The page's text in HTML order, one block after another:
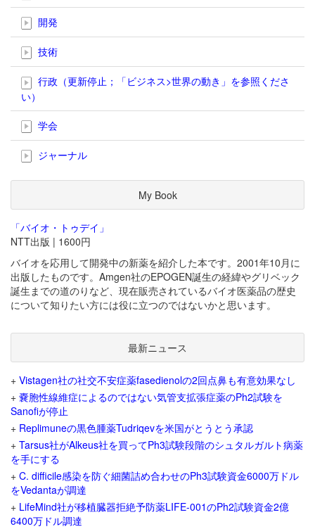
開発
技術
行政（更新停止；「ビジネス>世界の動き」を参照くださ
い）
学会
ジャーナル
My Book
「バイオ・トゥデイ」
NTT出版 | 1600円
バイオを応用して開発中の新薬を紹介した本です。2001年10月に
出版したものです。Amgen社のEPOGEN誕生の経緯やグリベック
誕生までの道のりなど、現在販売されているバイオ医薬品の歴史
について知りたい方には役に立つのではないかと思います。
最新ニュース
+ Vistagen社の社交不安症薬fasedienolの2回点鼻も有意効果なし
+ 嚢胞性線維症によるのではない気管支拡張症薬のPh2試験を
Sanofiが停止
+ Replimuneの黒色腫薬Tudriqevを米国がとうとう承認
+ Tarsus社がAlkeus社を買ってPh3試験段階のシュタルガルト病薬
を手にする
+ C. difficile感染を防ぐ細菌詰め合わせのPh3試験資金6000万ドル
をVedantaが調達
+ LifeMind社が移植臓器拒絶予防薬LIFE-001のPh2試験資金2億
6400万ドル調達